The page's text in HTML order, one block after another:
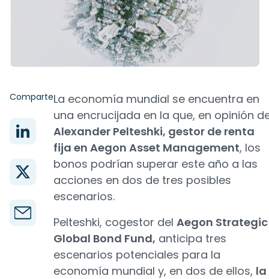
ComparteLa economía mundial se encuentra en
una encrucijada en la que, en opinión
Alexander Pelteshki, gestor de renta
fija en Aegon Asset Management, los
bonos podrían superar este año a las
acciones en dos de tres posibles
escenarios.
Pelteshki, cogestor del Aegon Strategic
Global Bond Fund, anticipa tres
escenarios potenciales para la
economía mundial y, en dos de ellos, la